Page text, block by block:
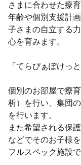
さまに合わせた療
年齢や個別支援計
子さまの自立する
心を育みます。
「てらぴぁぽけっ
個別のお部屋で療
析）を行い、集団
を行います。
また希望される保
などでそのお子様
フルスペック施設で